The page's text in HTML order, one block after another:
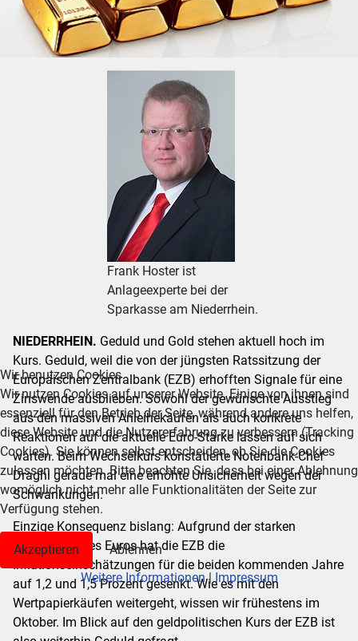
Frank Hoster ist
Anlageexperte bei der
Sparkasse am Niederrhein.
NIEDERRHEIN. Geduld und Gold stehen aktuell hoch im
Kurs. Geduld, weil die von der jüngsten Ratssitzung der
Europäischen Zentralbank (EZB) erhofften Signale für eine
Zinswende ausblieben. Sowohl der gewünschte Ausstieg
aus den massiven Anleihekäufen als auch konkrete
Reaktionen auf die aktuelle Euro-Stärke lassen auf sich
warten. Beim Wechselkurs konstatierte Notenbank-Chef
Draghi gerade mal eine erhöhte Unsicherheit wegen der
Schwankungen.
Einzige Konsequenz bislang: Aufgrund der starken
Aufwertung des Euros hat die EZB die
Inflationseinschätzungen für die beiden kommenden Jahre
auf 1,2 und 1,5 Prozent gesenkt. Wie es mit den
Wertpapierkäufen weitergeht, wissen wir frühestens im
Oktober. Im Blick auf den geldpolitischen Kurs der EZB ist
Wir benutzen Cookies
Wir nutzen Cookies auf unserer Website. Einige von ihnen sind
essenziell für den Betrieb der Seite, während andere uns helfen,
diese Website und die Nutzererfahrung zu verbessern (Tracking
Cookies). Sie können selbst entscheiden, ob Sie die Cookies
zulassen möchten. Bitte beachten Sie, dass bei einer Ablehnung
womöglich nicht mehr alle Funktionalitäten der Seite zur
Verfügung stehen.
Akzeptieren
Ablehnen
Weitere Informationen| Impressum